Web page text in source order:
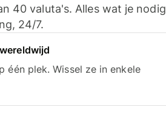
40 valuta's. Alles wat je nodig
24/7.
één plek. Wissel ze in enkele